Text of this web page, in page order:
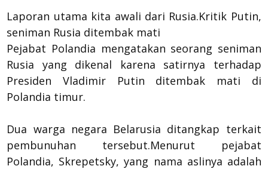
Laporan utama kita awali dari Rusia.Kritik Putin,
seniman Rusia ditembak mati
Pejabat Polandia mengatakan seorang seniman
Rusia yang dikenal karena satirnya terhadap
Presiden Vladimir Putin ditembak mati di
Polandia timur.
Dua warga negara Belarusia ditangkap terkait
pembunuhan tersebut.Menurut pejabat
Polandia, Skrepetsky, yang nama aslinya adalah